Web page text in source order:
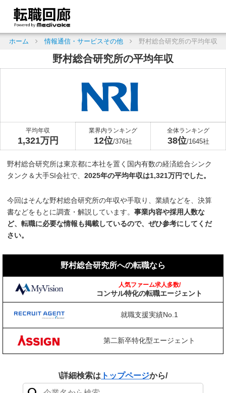
ホーム 情報通信・サービスその他 野村総合研究所の平均年収
野村総合研究所の平均年収
平均年収
1,321万円
業界内ランキング
12位/376社
全体ランキング
38位/1645社
野村総合研究所は東京都に本社を置く国内有数の経済総合シンク
タンク＆大手SI会社で、2025年の平均年収は1,321万円でした。
今回はそんな野村総合研究所の年収や手取り、業績などを、決算
書などをもとに調査・解説しています。事業内容や採用人数な
ど、転職に必要な情報も掲載しているので、ぜひ参考にしてくだ
さい。
野村総合研究所への転職なら
人気ファーム求人多数/
コンサル特化の転職エージェント
就職支援実績No.1
第二新卒特化型エージェント
\詳細検索は トップページから/